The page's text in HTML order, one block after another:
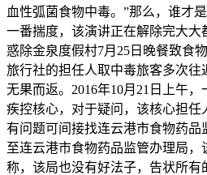
血性弧菌食物中毒。”那么，谁才
一番揣度，该演讲正在解除完大大
惑除金泉度假村7月25日晚餐致食
旅行社的担任人取中毒旅客多次往
无果而返。2016年10月21日上午
疾控核心，对于疑问，该核心担任
有问题可间接找连云港市食物药
至连云港市食物药品监管办理局，
称，该局也没有好法子，告状所有